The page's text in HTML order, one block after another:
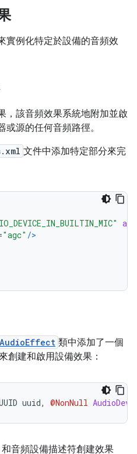
實例化特定於設備的音頻效
，該音頻效果系統地附加並啟
源的任何音頻路徑。
文件中添加特定部分來完
"agc" />
類中添加了一個
創建和啟用設備效果：
uuid, @NonNull
音頻設備描述符創建效果